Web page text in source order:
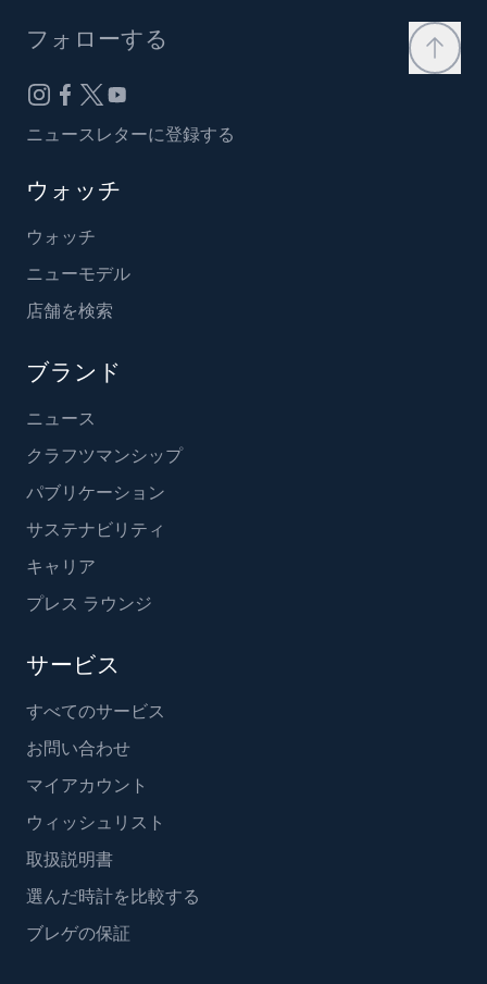
フォローする
ニュースレターに登録する
ウォッチ
ウォッチ
ニューモデル
店舗を検索
ブランド
ニュース
クラフツマンシップ
パブリケーション
サステナビリティ
キャリア
プレス ラウンジ
サービス
すべてのサービス
お問い合わせ
マイアカウント
ウィッシュリスト
取扱説明書
選んだ時計を比較する
ブレゲの保証